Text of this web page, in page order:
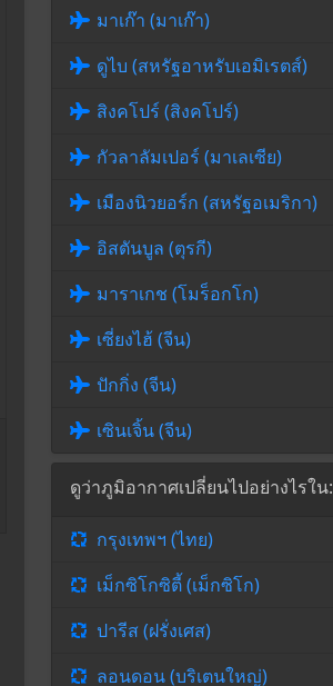
มาเก๊า (มาเก๊า)
ดูไบ (สหรัฐอาหรับเอมิเรตส์)
สิงคโปร์ (สิงคโปร์)
กัวลาลัมเปอร์ (มาเลเซีย)
เมืองนิวยอร์ก (สหรัฐอเมริกา)
อิสตันบูล (ตุรกี)
มาราเกช (โมร็อกโก)
เซี่ยงไฮ้ (จีน)
ปักกิ่ง (จีน)
เซินเจิ้น (จีน)
ดูว่าภูมิอากาศเปลี่ยนไปอย่างไรใน:
กรุงเทพฯ (ไทย)
เม็กซิโกซิตี้ (เม็กซิโก)
ปารีส (ฝรั่งเศส)
ลอนดอน (บริเตนใหญ่)